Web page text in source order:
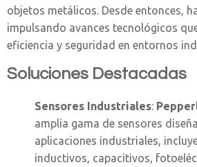
objetos metálicos. Desde entonces,
impulsando avances tecnológicos
eficiencia y seguridad en entornos
Soluciones Destacadas
Sensores Industriales:
amplia gama de sensores
aplicaciones industriales,
inductivos, capacitivos,